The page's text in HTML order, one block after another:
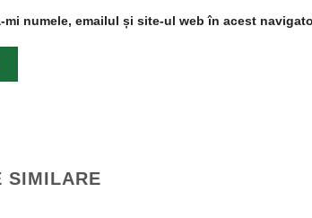
mi numele, emailul și site-ul web în acest
SIMILARE